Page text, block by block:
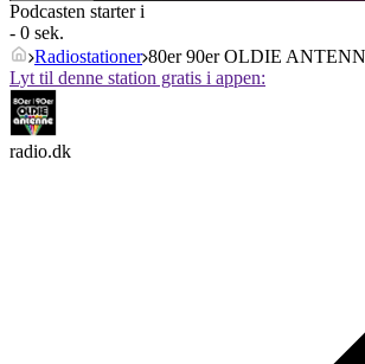
Podcasten starter i
- 0 sek.
Radiostationer 80er 90er OLDIE
Lyt til denne station gratis i appen:
radio.dk